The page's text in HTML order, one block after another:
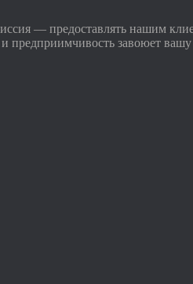
— предоставлять нашим
предприимчивость завоюет